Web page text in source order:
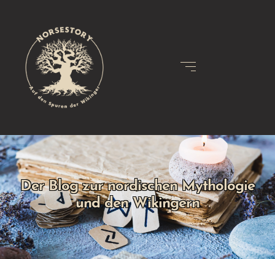
Der Blog zur nordischen Mythologie
und den Wikingern